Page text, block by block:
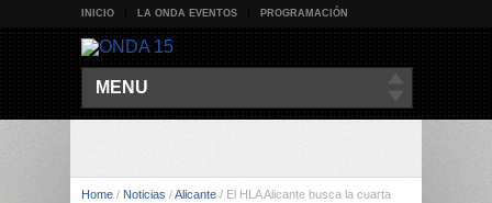
INICIO LA ONDA EVENTOS PROGRAMACIÓN
MENU
Home / Noticias /Alicante / El HLA Alicante busca la cuarta